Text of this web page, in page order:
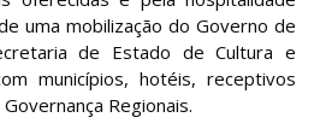
uma mobilização do Governo de
de Estado de Cultura e
municípios, hotéis, receptivos
Regionais.